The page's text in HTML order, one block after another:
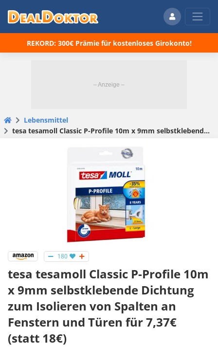
REKORD: 300€ Prämie für kostenloses Girokonto!
Lebensmittel
tesa tesamoll Classic P-Profile 10m x 9mm selbstklebende Dichtung zum Isolieren von Spalten an Fenstern und Türen für 7,37€ (statt 18€)
180
tesa tesamoll Classic P-Profile 10m
x 9mm selbstklebende Dichtung
zum Isolieren von Spalten an
Fenstern und Türen für 7,37€
(statt 18€)